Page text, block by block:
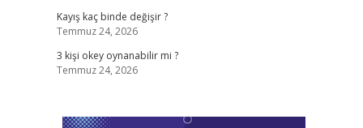
Kayış kaç binde değişir ?
Temmuz 24, 2026
3 kişi okey oynanabilir mi ?
Temmuz 24, 2026